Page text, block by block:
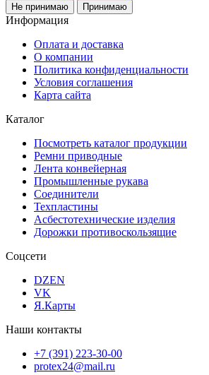
Не принимаю Принимаю
Информация
Оплата и доставка
О компании
Политика конфиденциальности
Условия соглашения
Карта сайта
Каталог
Посмотреть каталог продукции
Ремни приводные
Лента конвейерная
Промышленные рукава
Соединители
Техпластины
Асбестотехнические изделия
Дорожки противоскользящие
Соцсети
DZEN
VK
Я.Карты
Наши контакты
+7 (391) 223-30-00
protex24@mail.ru